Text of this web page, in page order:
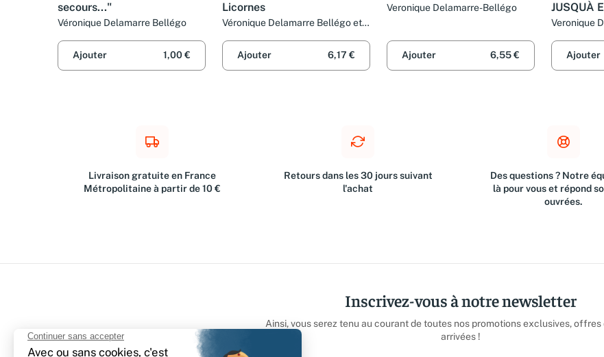
secours..."
Véronique Delamarre Bellégo
Ajouter 1,00 €
Licornes
Véronique Delamarre Bellégo et
Ajouter
6,17 €
Veronique Delamarre-Bellégo
Ajouter 6,55 €
JUSQUÀ
Veronique
Ajouter
Livraison gratuite en France
Métropolitaine à partir de 10 €
Retours dans les 30 jours suivant
l'achat
Des questions ? Notre
là pour vous et répond
ouvrées.
Inscrivez-vous à notre newsletter
Ainsi, vous serez tenu au courant de toutes nos promotions exclusives,
arrivées !